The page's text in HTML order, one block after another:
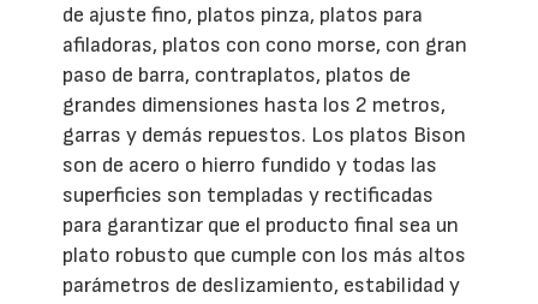
de ajuste fino, platos pinza, platos para
afiladoras, platos con cono morse, con gran
paso de barra, contraplatos, platos de
grandes dimensiones hasta los 2 metros,
garras y demás repuestos. Los platos Bison
son de acero o hierro fundido y todas las
superficies son templadas y rectificadas
para garantizar que el producto final sea un
plato robusto que cumple con los más altos
parámetros de deslizamiento, estabilidad y